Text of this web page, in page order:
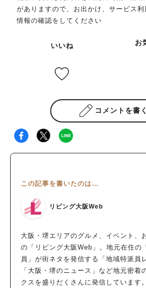
がありますので、お出かけ、サービス
情報の確認をしてください
いいね お
コメントを書く
この記事を書いたのは…
リビング大阪Web
大阪・堺エリアのグルメ、イベント、
の「リビング大阪Web」。地元在住の
員」が街ネタを発信する「地域特派員
「大阪・堺のニュース」など地元密着
クスを盛りだくさんに発信しています